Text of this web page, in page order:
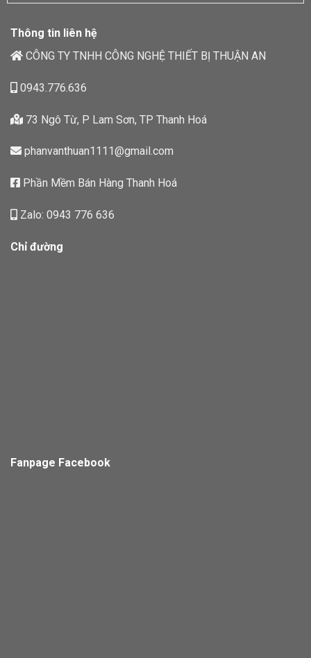
Thông tin liên hệ
CÔNG TY TNHH CÔNG NGHỆ THIẾT BỊ THUẬN AN
0943.776.636
73 Ngô Từ, P Lam Sơn, TP Thanh Hoá
phanvanthuan1111@gmail.com
Phần Mềm Bán Hàng Thanh Hoá
Zalo: 0943 776 636
Chỉ đường
Fanpage Facebook